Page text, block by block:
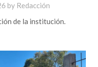
by Redacción
de la institución.